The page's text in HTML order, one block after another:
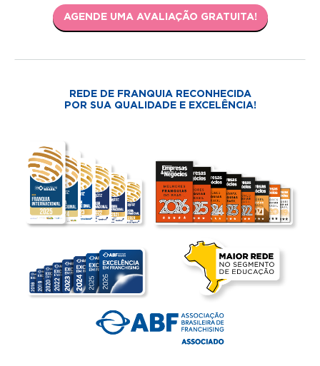
AGENDE UMA AVALIAÇÃO GRATUITA!
REDE DE FRANQUIA RECONHECIDA
POR SUA QUALIDADE E EXCELÊNCIA!